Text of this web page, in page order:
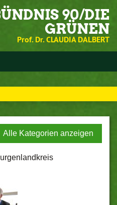
90/DIE
GRÜNEN
Prof. Dr. CLAUDIA DALBERT
Alle Kategorien anzeigen